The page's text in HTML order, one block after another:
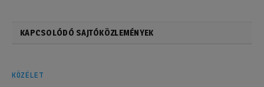
KAPCSOLÓDÓ SAJTÓKÖZLEMÉNYEK
KÖZÉLET